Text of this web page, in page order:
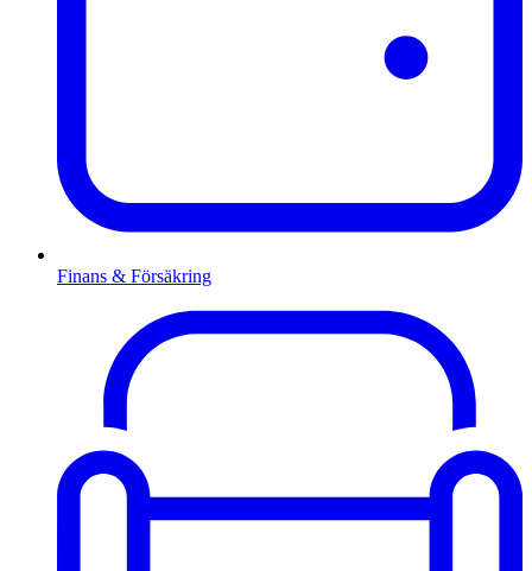
Finans & Försäkring